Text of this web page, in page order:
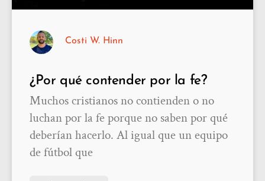
¿Por qué contender por la fe?
Muchos cristianos no contienden o no
luchan por la fe porque no saben por qué
deberían hacerlo. Al igual que un equipo
de fútbol que
Costi W. Hinn